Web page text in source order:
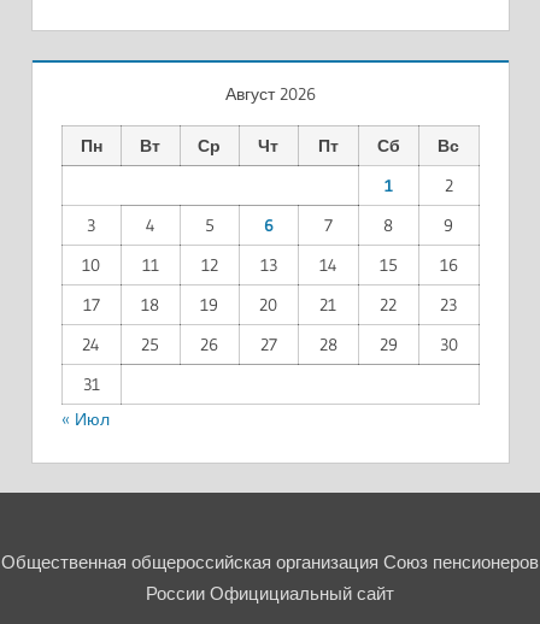
Август 2026
Пн Вт Ср Чт Пт Сб
Вс
1
2
3
4 5 6 7 8
9
10
11 12 13 14 15
16
17
18 19 20 21 22
23
24
25 26 27 28 29
30
31
« Июл
Общественная общероссийская организация Союз пенсионеров
России Официциальный сайт